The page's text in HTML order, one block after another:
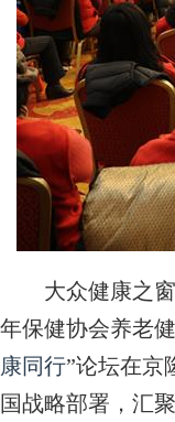
大众健康之窗
年保健协会养老
康同行”论坛在京
国战略部署，汇